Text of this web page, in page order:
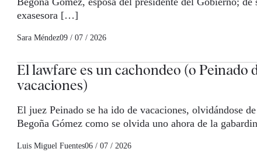
exasesora […]
Sara Méndez09 / 07 / 2026
El lawfare es un cachondeo (o Peinado
vacaciones)
El juez Peinado se ha ido de vacaciones, olvidándose de
Begoña Gómez como se olvida uno ahora de la
Luis Miguel Fuentes06 / 07 / 2026